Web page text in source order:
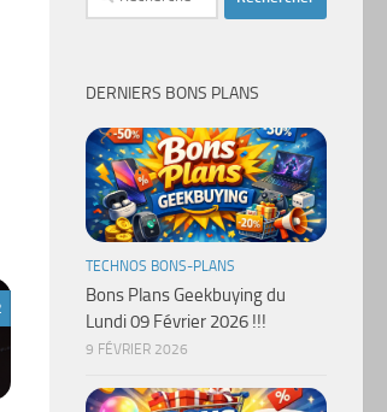
DERNIERS BONS PLANS
TECHNOS BONS-PLANS
Bons Plans Geekbuying du
Lundi 09 Février 2026 !!!
9 FÉVRIER 2026